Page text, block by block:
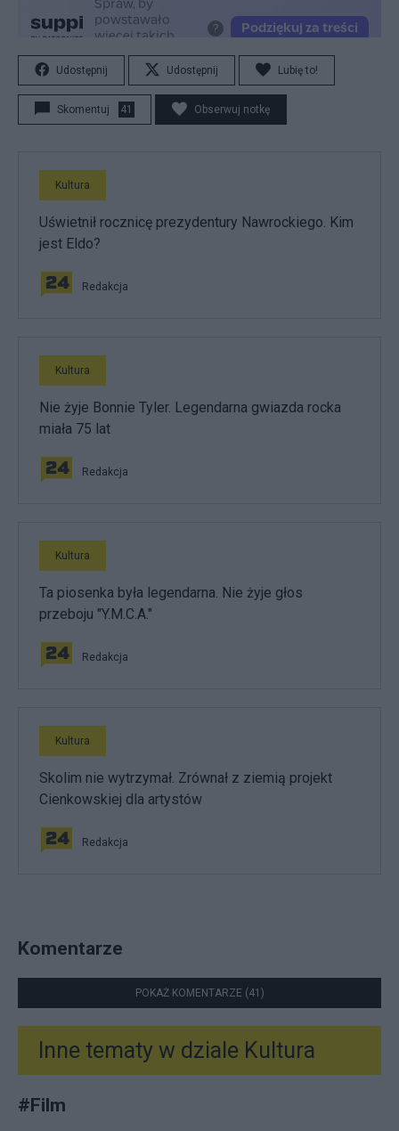
Udostępnij Udostępnij Lubię to!
Skomentuj 41 Obserwuj notkę
Kultura
Uświetnił rocznicę prezydentury Nawrockiego. Kim
jest Eldo?
Redakcja
Kultura
Nie żyje Bonnie Tyler. Legendarna gwiazda rocka
miała 75 lat
Redakcja
Kultura
Ta piosenka była legendarna. Nie żyje głos
przeboju "Y.M.C.A."
Redakcja
Kultura
Skolim nie wytrzymał. Zrównał z ziemią projekt
Cienkowskiej dla artystów
Redakcja
Komentarze
POKAŻ KOMENTARZE (41)
Inne tematy w dziale Kultura
#Film